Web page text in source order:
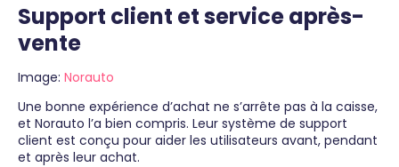
Support client et service après-
vente
Image: Norauto
Une bonne expérience d’achat ne s’arrête pas à la caisse,
et Norauto l’a bien compris. Leur système de support
client est conçu pour aider les utilisateurs avant, pendant
et après leur achat.